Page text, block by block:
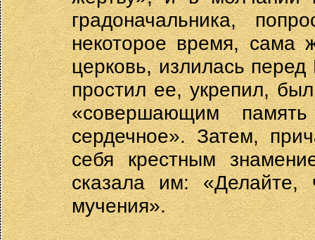
градоначальника,
некоторое время, сама
церковь, излилась
простил ее, укрепил,
«совершающим
сердечное». Затем,
себя крестным
сказала им:
мучения».